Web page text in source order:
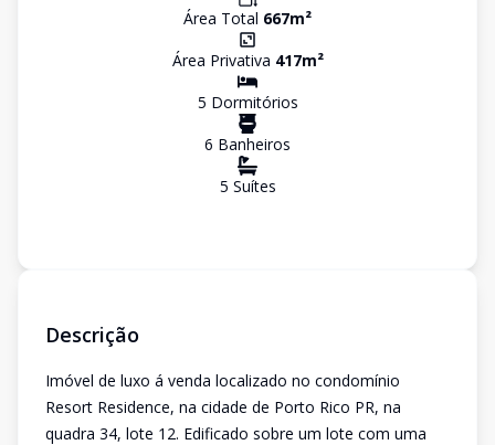
Área Total 667m²
Área Privativa 417m²
5 Dormitórios
6 Banheiros
5 Suítes
Descrição
Imóvel de luxo á venda localizado no condomínio
Resort Residence, na cidade de Porto Rico PR, na
quadra 34, lote 12. Edificado sobre um lote com uma